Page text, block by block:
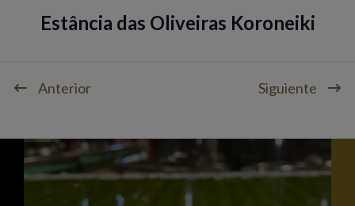
Estância das Oliveiras Koroneiki
Anterior Siguiente